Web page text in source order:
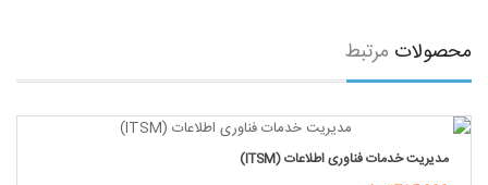
محصولات مرتبط
مدیریت خدمات فناوری اطلاعات (ITSM)